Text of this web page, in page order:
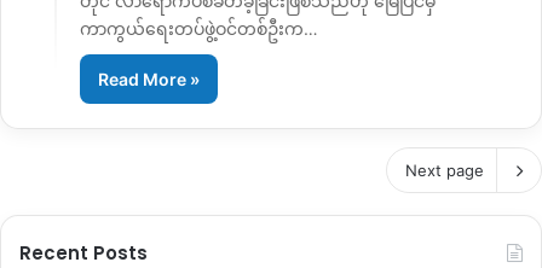
ကာကွယ်ရေးတပ်ဖွဲ့ဝင်တစ်ဦးက…
Read More »
Next page
Recent Posts